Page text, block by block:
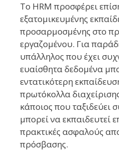
Το HRM προσφέρει
εξατομικευμένης
προσαρμοσμένης στο
εργαζομένου. Για
υπάλληλος που έχει
ευαίσθητα δεδομένα
εντατικότερη
πρωτόκολλα
κάποιος που ταξιδεύει
μπορεί να εκπαιδευτεί
πρακτικές ασφαλούς
πρόσβασης.